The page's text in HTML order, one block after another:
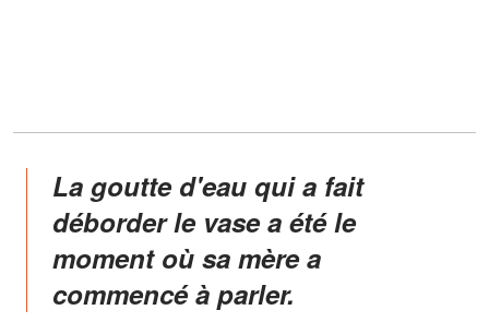
La goutte d'eau qui a fait
déborder le vase a été le
moment où sa mère a
commencé à parler.